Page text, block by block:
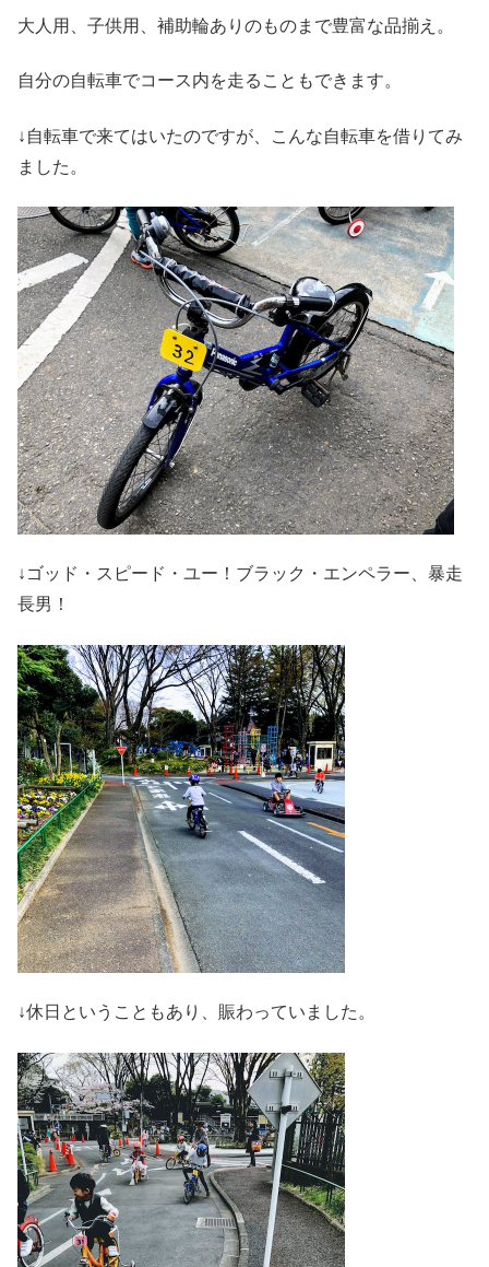
大人用、子供用、補助輪ありのものまで豊富な品揃え。
自分の自転車でコース内を走ることもできます。
↓自転車で来てはいたのですが、こんな自転車を借りてみ
ました。
↓ゴッド・スピード・ユー！ブラック・エンペラー、暴走
長男！
↓休日ということもあり、賑わっていました。